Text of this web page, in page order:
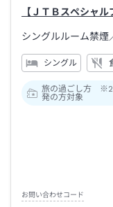
【ＪＴＢスペシャ
シングルルーム禁煙
シングル
旅の過ごし方
発の方対象
お問い合わせコード